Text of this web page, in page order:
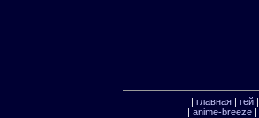
| главная| гей|
| anime-breeze|